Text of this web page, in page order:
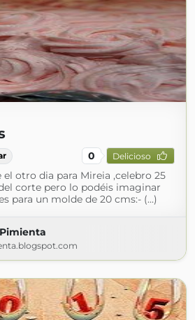
0 Delicioso
otro dia para Mireia ,celebro 25
corte pero lo podéis imaginar
para un molde de 20 cms:- (...)